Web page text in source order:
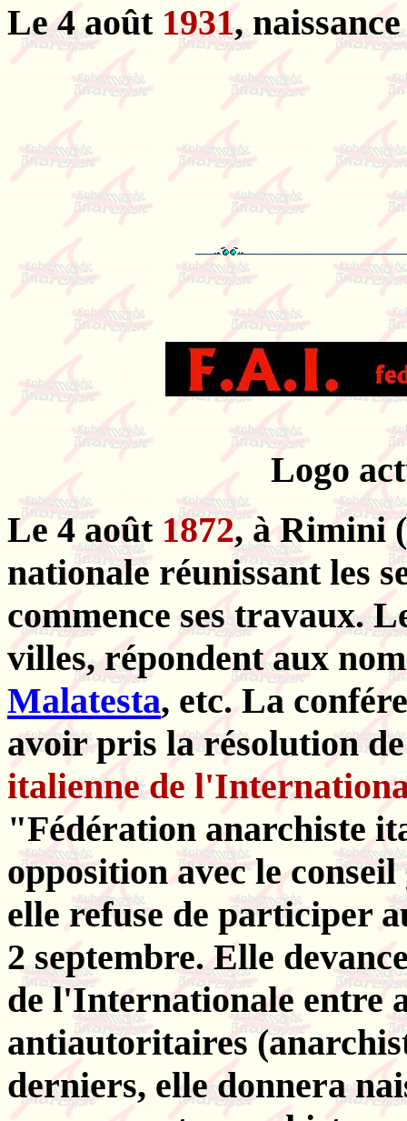
Le 4 août 1931,
Logo
Le 4 août 1872, à Rimini
nationale réunissant les
commence ses travaux.
villes, répondent aux
Malatesta, etc. La
avoir pris la résolution
italienne de
"Fédération anarchiste
opposition avec le
elle refuse de participer
2 septembre. Elle
de l'Internationale entre
antiautoritaires
derniers, elle donnera